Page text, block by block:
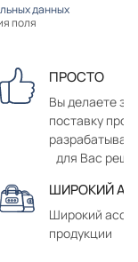
данных
поля
ПРОСТО
Вы делаете
поставку
для Вас
ШИРОКИЙ
Широкий
продукции